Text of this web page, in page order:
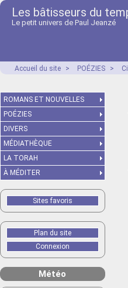
Les bâtisseurs du
Le petit univers de Paul Jeanzé
Accueil du site > POÉZIES >
ROMANS ET NOUVELLES
POÉZIES
DIVERS
MÉDIATHÈQUE
LA TORAH
À MÉDITER
Sites favoris
Plan du site
Connexion
Météo